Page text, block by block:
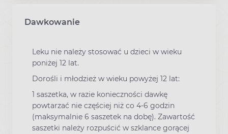
Dawkowanie
Leku nie należy stosować u dzieci w wieku
poniżej 12 lat.
Dorośli i młodzież w wieku powyżej 12 lat:
1 saszetka, w razie konieczności dawkę
powtarzać nie częściej niż co 4-6 godzin
(maksymalnie 6 saszetek na dobę). Zawartość
saszetki należy rozpuścić w szklance gorącej